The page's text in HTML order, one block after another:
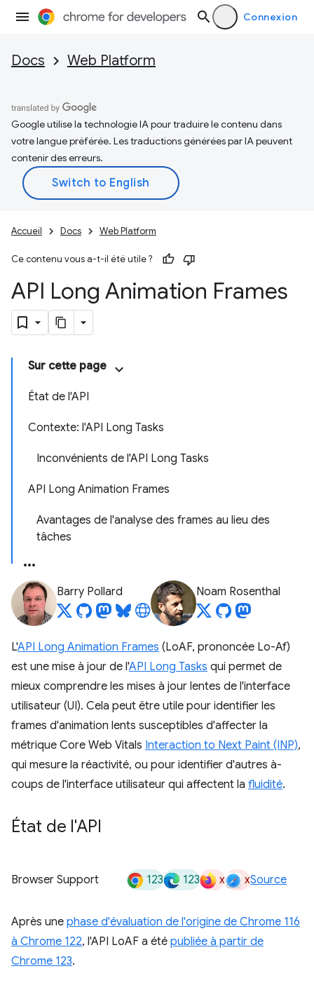
Connexion
Docs Web Platform
Google utilise la technologie IA pour traduire le contenu dans
votre langue préférée. Les traductions générées par IA peuvent
contenir des erreurs.
Accueil Docs Web Platform
Ce contenu vous a-t-il été utile ?
API Long Animation Frames
Sur cette page
État de l'API
Contexte: l'API Long Tasks
Inconvénients de l'API Long Tasks
API Long Animation Frames
Avantages de l'analyse des frames au lieu des
tâches
Barry Pollard Noam Rosenthal
L'API Long Animation Frames (LoAF, prononcée Lo-Af)
est une mise à jour de l'API Long Tasks qui permet de
mieux comprendre les mises à jour lentes de l'interface
utilisateur (UI). Cela peut être utile pour identifier les
frames d'animation lents susceptibles d'affecter la
métrique Core Web Vitals Interaction to Next Paint (INP),
qui mesure la réactivité, ou pour identifier d'autres à-
coups de l'interface utilisateur qui affectent la fluidité.
État de l'API
Browser Support 123 123 x xSource
Après une phase d'évaluation de l'origine de Chrome 116
à Chrome 122, l'API LoAF a été publiée à partir de
Chrome 123.